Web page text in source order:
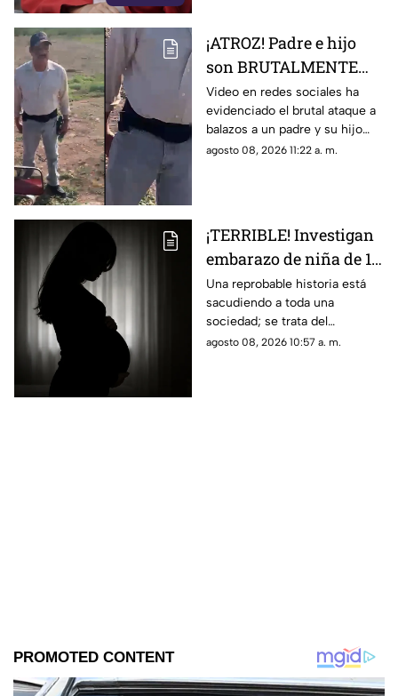
¡ATROZ! Padre e hijo
son BRUTALMENTE
atacados con arma en
riña; hay un MUERTO
(+VIDEO)
Video en redes sociales ha
evidenciado el brutal ataque a
balazos a un padre y su hijo
que dejó a un muerto; esto es
agosto 08, 2026 11:22 a. m.
¡TERRIBLE! Investigan
embarazo de niña de 11
años; esto se sabe
(+VIDEO)
Una reprobable historia está
sacudiendo a toda una
sociedad; se trata del
embarazo de una niña de 11
agosto 08, 2026 10:57 a. m.